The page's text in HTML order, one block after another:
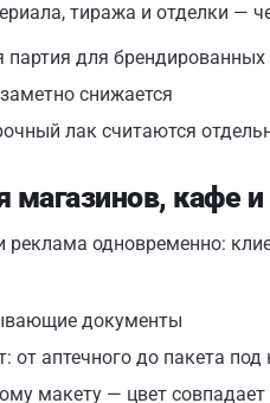
тиража и отделки —
для брендированных
снижается
лак считаются
кафе и
реклама одновременно:
документы
аптечного до пакета под
макету — цвет совпадает